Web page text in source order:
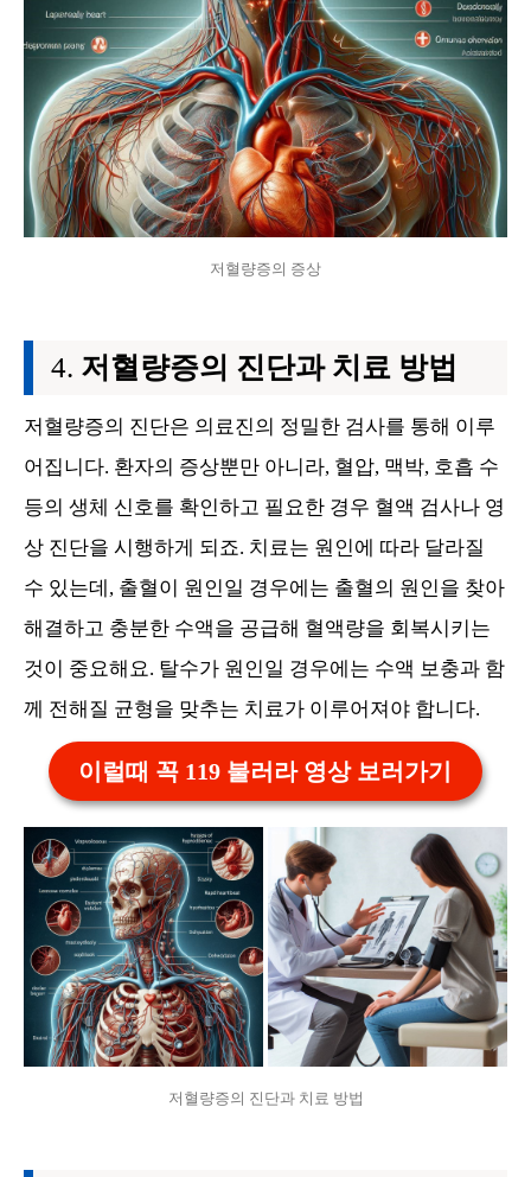
저혈량증의 증상
저혈량증의 진단과 치료 방법
저혈량증의 진단은 의료진의 정밀한 검사를 통해 이루
어집니다. 환자의 증상뿐만 아니라, 혈압, 맥박, 호흡 수
등의 생체 신호를 확인하고 필요한 경우 혈액 검사나 영
상 진단을 시행하게 되죠. 치료는 원인에 따라 달라질
수 있는데, 출혈이 원인일 경우에는 출혈의 원인을 찾아
해결하고 충분한 수액을 공급해 혈액량을 회복시키는
것이 중요해요. 탈수가 원인일 경우에는 수액 보충과 함
께 전해질 균형을 맞추는 치료가 이루어져야 합니다.
이럴때 꼭 119 불러라 영상 보러가기
저혈량증의 진단과 치료 방법